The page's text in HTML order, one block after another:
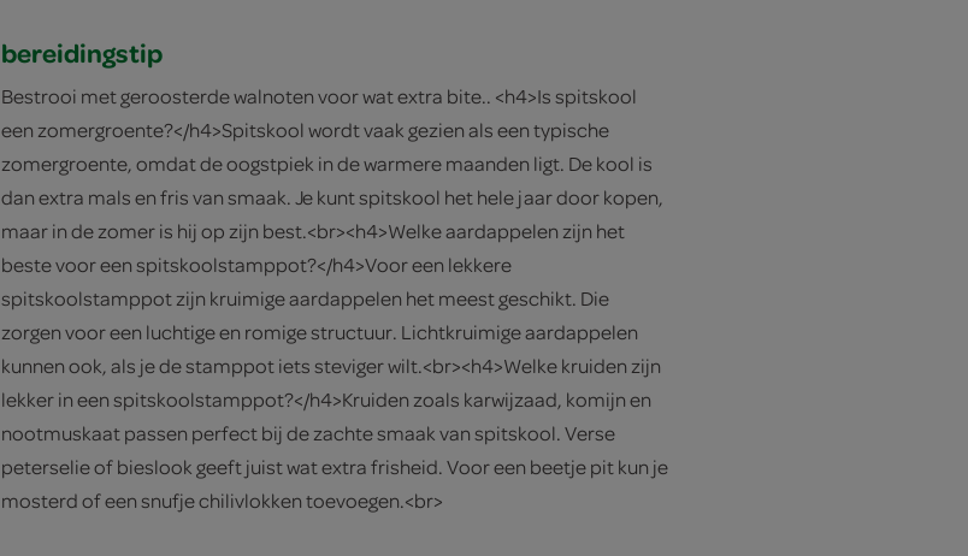
bereidingstip
Bestrooi met geroosterde walnoten voor wat extra bite.. <h4>Is spitskool
een zomergroente?</h4>Spitskool wordt vaak gezien als een typische
zomergroente, omdat de oogstpiek in de warmere maanden ligt. De kool is
dan extra mals en fris van smaak. Je kunt spitskool het hele jaar door kopen,
maar in de zomer is hij op zijn best.<br><h4>Welke aardappelen zijn het
beste voor een spitskoolstamppot?</h4>Voor een lekkere
spitskoolstamppot zijn kruimige aardappelen het meest geschikt. Die
zorgen voor een luchtige en romige structuur. Lichtkruimige aardappelen
kunnen ook, als je de stamppot iets steviger wilt.<br><h4>Welke kruiden zijn
lekker in een spitskoolstamppot?</h4>Kruiden zoals karwijzaad, komijn en
nootmuskaat passen perfect bij de zachte smaak van spitskool. Verse
peterselie of bieslook geeft juist wat extra frisheid. Voor een beetje pit kun je
mosterd of een snufje chilivlokken toevoegen.<br>